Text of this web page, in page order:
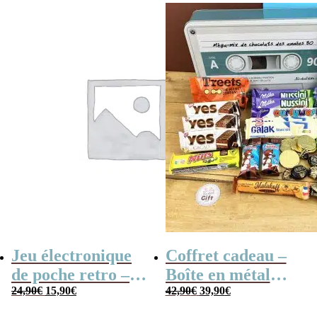
était :
19,90€.
est :
17,90€.
Jeu électronique
de poche retro –
Console vintage
24,90€ Le
15,90€Le
Coffret cadeau –
Boîte en métal
cassette –
42,90€ Le
39,90€Le